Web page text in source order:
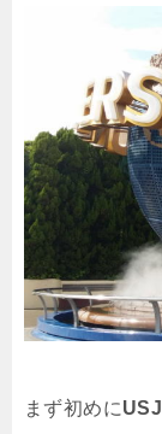
まず初めに